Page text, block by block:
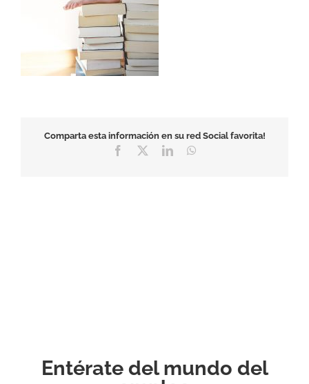
Comparta esta información en su red Social favorita!
Facebook LinkedIn
Entérate del mundo del